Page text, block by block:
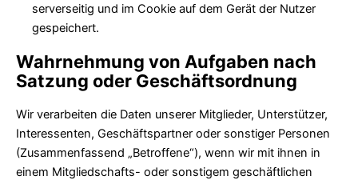
serverseitig und im Cookie auf dem Gerät der Nutzer
gespeichert.
Wahrnehmung von Aufgaben nach
Satzung oder Geschäftsordnung
Wir verarbeiten die Daten unserer Mitglieder, Unterstützer,
Interessenten, Geschäftspartner oder sonstiger Personen
(Zusammenfassend „Betroffene“), wenn wir mit ihnen in
einem Mitgliedschafts- oder sonstigem geschäftlichen